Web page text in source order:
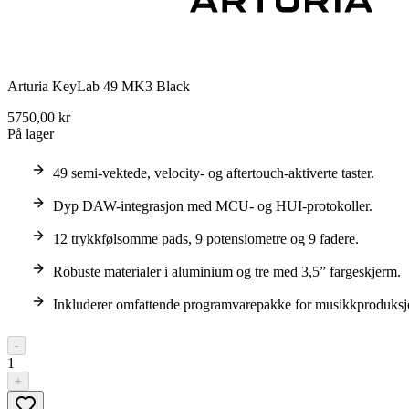
Arturia KeyLab 49 MK3 Black
5750,00 kr
På lager
49 semi-vektede, velocity- og aftertouch-aktiverte taster.
Dyp DAW-integrasjon med MCU- og HUI-protokoller.
12 trykkfølsomme pads, 9 potensiometre og 9 fadere.
Robuste materialer i aluminium og tre med 3,5” fargeskjerm.
Inkluderer omfattende programvarepakke for
-
1
+